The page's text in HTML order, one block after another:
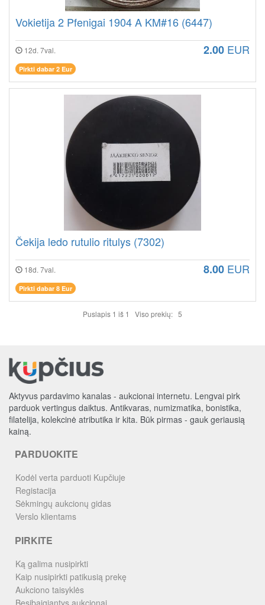
Vokietija 2 Pfenigai 1904 A KM#16 (6447)
12d. 7val. 2.00 EUR
Pirkti dabar 2 Eur
Čekija ledo rutulio ritulys (7302)
18d. 7val. 8.00 EUR
Pirkti dabar 8 Eur
Puslapis 1 iš 1 Viso prekių: 5
Aktyvus pardavimo kanalas - aukcionai internetu. Lengvai pirk
parduok vertingus daiktus. Antikvaras, numizmatika, bonistika,
filatelija, kolekcinė atributika ir kita. Būk pirmas - gauk geriausią
kainą.
PARDUOKITE
Kodėl verta parduoti Kupčiuje
Registacija
Sėkmingų aukcionų gidas
Verslo klientams
PIRKITE
Ką galima nusipirkti
Kaip nusipirkti patikusią prekę
Aukciono taisyklės
Besibaigiantys aukcionai